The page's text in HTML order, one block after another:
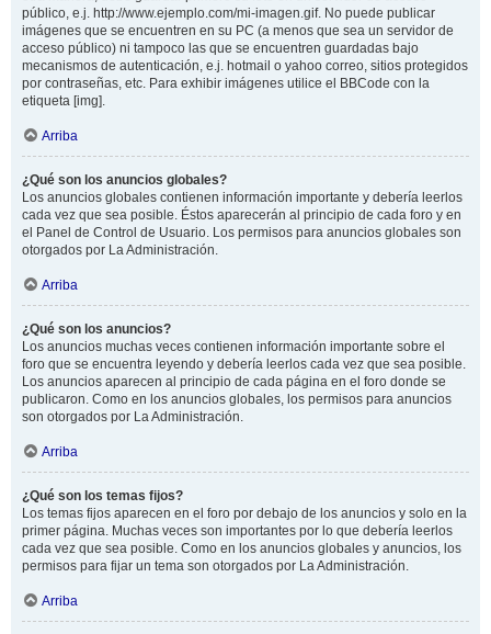
público, e.j. http://www.ejemplo.com/mi-imagen.gif. No puede publicar
imágenes que se encuentren en su PC (a menos que sea un servidor de
acceso público) ni tampoco las que se encuentren guardadas bajo
mecanismos de autenticación, e.j. hotmail o yahoo correo, sitios protegidos
por contraseñas, etc. Para exhibir imágenes utilice el BBCode con la
etiqueta [img].
Arriba
¿Qué son los anuncios globales?
Los anuncios globales contienen información importante y debería leerlos
cada vez que sea posible. Éstos aparecerán al principio de cada foro y en
el Panel de Control de Usuario. Los permisos para anuncios globales son
otorgados por La Administración.
Arriba
¿Qué son los anuncios?
Los anuncios muchas veces contienen información importante sobre el
foro que se encuentra leyendo y debería leerlos cada vez que sea posible.
Los anuncios aparecen al principio de cada página en el foro donde se
publicaron. Como en los anuncios globales, los permisos para anuncios
son otorgados por La Administración.
Arriba
¿Qué son los temas fijos?
Los temas fijos aparecen en el foro por debajo de los anuncios y solo en la
primer página. Muchas veces son importantes por lo que debería leerlos
cada vez que sea posible. Como en los anuncios globales y anuncios, los
permisos para fijar un tema son otorgados por La Administración.
Arriba